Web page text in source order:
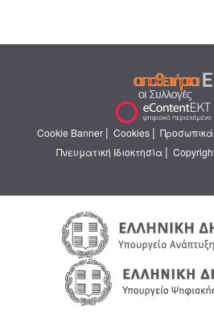
Cookie Banner | Cookies |
Πνευματική Ιδιοκτησία |